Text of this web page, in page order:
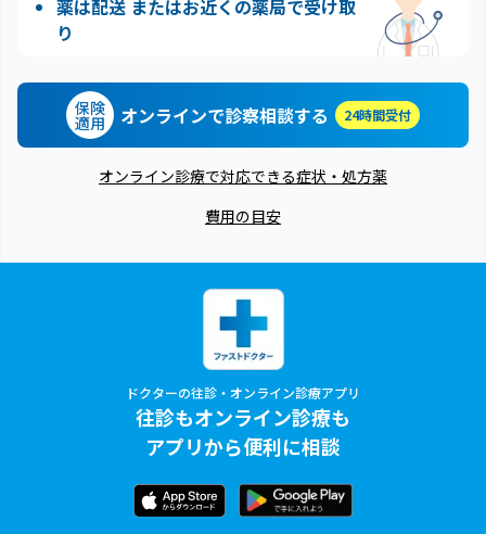
薬は配送 またはお近くの薬局で受け取
り
保険
適用 オンラインで診察相談する 24時間受付
オンライン診療で対応できる症状・処方薬
費用の目安
ドクターの往診・オンライン診療アプリ
往診もオンライン診療も
アプリから便利に相談